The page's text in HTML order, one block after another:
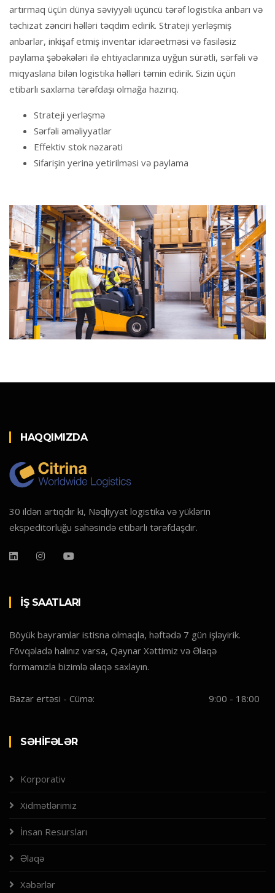
artırmaq üçün dünya səviyyəli üçüncü tərəf logistika anbarı və
təchizat zənciri həlləri təqdim edirik. Strateji yerləşmiş
anbarlar, inkişaf etmiş inventar idarəetməsi və fasiləsiz
paylama şəbəkələri ilə ehtiyaclarınıza uyğun sürətli, sərfəli və
miqyaslana bilən logistika həlləri təmin edirik. Sizin üçün
etibarlı saxlama tərəfdaşı olmağa hazırıq.
Strateji yerləşmə
Sərfəli əməliyyatlar
Effektiv stok nəzarəti
Sifarişin yerinə yetirilməsi və paylama
HAQQIMIZDA
30 ildən artıqdır ki, Nəqliyyat logistika və yüklərin
ekspeditorluğu sahəsində etibarlı tərəfdaşdır.
İŞ SAATLARI
Böyük bayramlar istisna olmaqla, həftədə 7 gün işləyirik.
Fövqəladə halınız varsa, Qaynar Xəttimiz və Əlaqə
formamızla bizimlə əlaqə saxlayın.
Bazar ertəsi - Cümə: 9:00 - 18:00
SƏHIFƏLƏR
Korporativ
Xidmətlərimiz
İnsan Resursları
Əlaqə
Xəbərlər